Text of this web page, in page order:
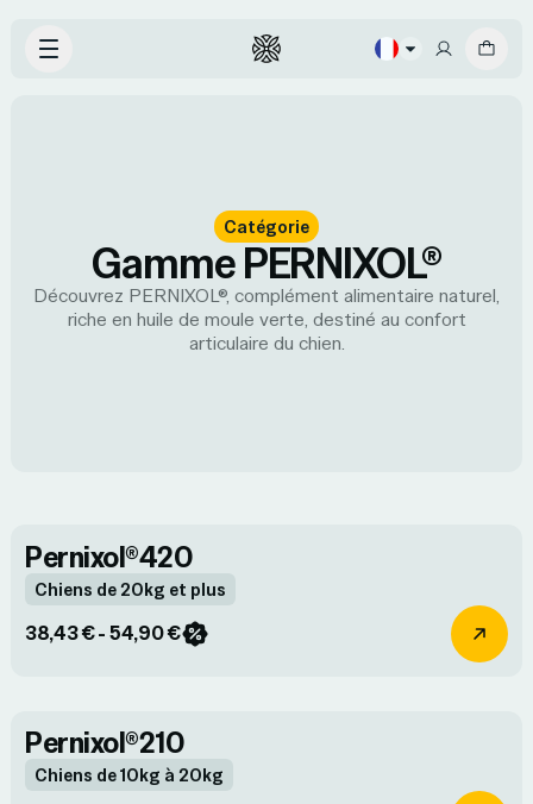
Catégorie
Gamme PERNIXOL®
Découvrez PERNIXOL®, complément alimentaire naturel,
riche en huile de moule verte, destiné au confort
articulaire du chien.
Pernixol®420
Chiens de 20kg et plus
38,43 € - 54,90 €
Pernixol®210
Chiens de 10kg à 20kg